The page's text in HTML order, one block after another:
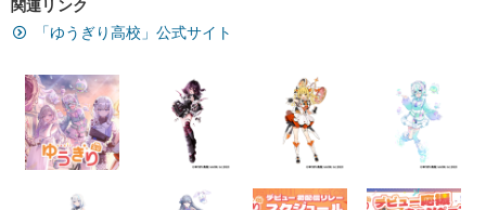
関連リンク
「ゆうぎり高校」公式サイト